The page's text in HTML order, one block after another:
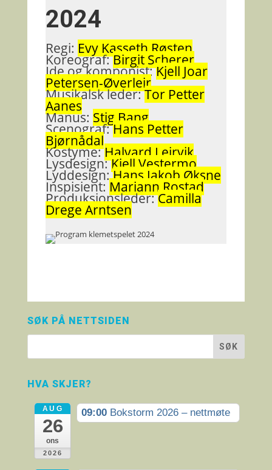
2024
Regi: Evy Kasseth Røsten
Koreograf:Birgit Scherer
Ide og komponist:Kjell Joar
Petersen-Øverleir
Musikalsk leder:Tor Petter
Aanes
Manus: Stig Bang
Scenograf:Hans Petter
Bjørnådal
Kostyme:Halvard Leirvik
Lysdesign:Kjell Vestermo
Lyddesign:Hans Jakob Øksne
Inspisient: Mariann Rostad
Produksjonsleder:Camilla
Drege Arntsen
SØK PÅ NETTSIDEN
HVA SKJER?
AUG
26
ons
2026
09:00 Bokstorm 2026 – nettmøte